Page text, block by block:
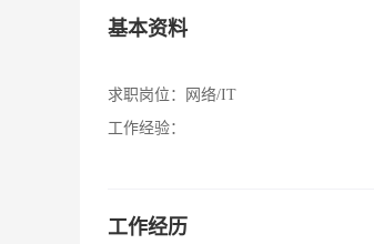
基本资料
求职岗位：
网络/IT
工作经验：
工作经历